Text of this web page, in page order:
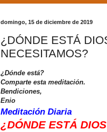
domingo, 15 de diciembre de 2019
¿DÓNDE ESTÁ
NECESITAMOS?
¿Dónde está?
Comparte esta meditación.
Bendiciones,
Enio
Meditación Diaria
¿DÓNDE ESTÁ